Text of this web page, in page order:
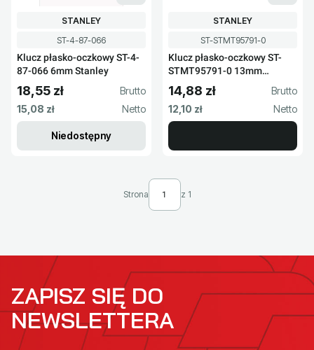
Kod produktu
ST-4-87-066
Klucz płasko-oczkowy ST-4-
87-066 6mm Stanley
PRODUCENT
STANLEY
Cena brutto
18,55 zł
Cena netto
15,08 zł
Niedostępny
Kod produktu
ST-STMT95791-0
Klucz płasko-oczkowy ST-
STMT95791-0 13mm
Stanley
PRODUCENT
STANLEY
Cena brutto
14,88 zł
Cena netto
12,10 zł
Strona z 1
ZAPISZ SIĘ DO
NEWSLETTERA